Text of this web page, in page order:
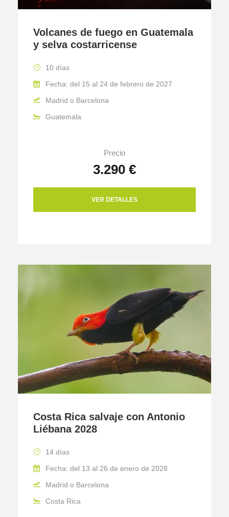
Volcanes de fuego en Guatemala
y selva costarricense
10 días
Fecha: del 15 al 24 de febrero de 2027
Madrid o Barcelona
Guatemala
Precio
3.290 €
VER DETALLES
Costa Rica salvaje con Antonio
Liébana 2028
14 días
Fecha: del 13 al 26 de enero de 2028
Madrid o Barcelona
Costa Rica